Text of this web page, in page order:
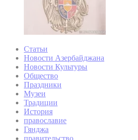
Статьи
Новости Азербайджана
Новости Культуры
Общество
Праздники
Музеи
Традиции
История
православие
Гянджа